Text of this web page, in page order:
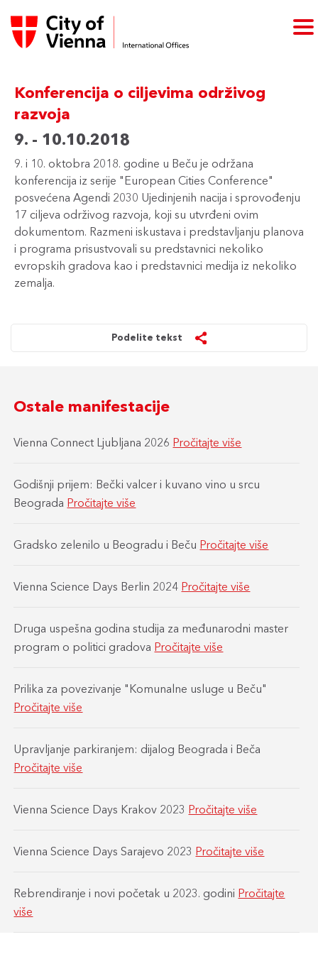
Konferencija o ciljevima održivog
razvoja
9. - 10.10.2018
9. i 10. oktobra 2018. godine u Beču je održana
konferencija iz serije "European Cities Conference"
posvećena Agendi 2030 Ujedinjenih nacija i sprovođenju
17 ciljeva održivog razvoja, koji su utvrđeni ovim
dokumentom. Razmeni iskustava i predstavljanju planova
i programa prisustvovali su predstavnici nekoliko
evropskih gradova kao i predstavnici medija iz nekoliko
zemalja.
Podelite tekst
Ostale manifestacije
Vienna Connect Ljubljana 2026 Pročitajte više
Godišnji prijem: Bečki valcer i kuvano vino u srcu
Beograda Pročitajte više
Gradsko zelenilo u Beogradu i Beču Pročitajte više
Vienna Science Days Berlin 2024 Pročitajte više
Druga uspešna godina studija za međunarodni master
program o politici gradova Pročitajte više
Prilika za povezivanje "Komunalne usluge u Beču"
Pročitajte više
Upravljanje parkiranjem: dijalog Beograda i Beča
Pročitajte više
Vienna Science Days Krakov 2023 Pročitajte više
Vienna Science Days Sarajevo 2023 Pročitajte više
Rebrendiranje i novi početak u 2023. godini Pročitajte
više